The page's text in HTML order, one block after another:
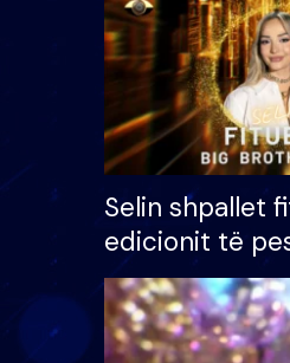
Selin shpallet
edicionit të
Brother VIP,
çmimin e
mijë eurosh